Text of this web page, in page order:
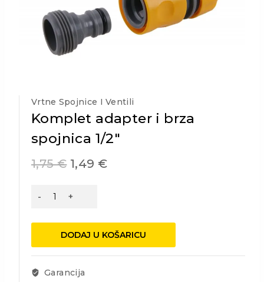
Vrtne Spojnice I Ventili
Komplet adapter i brza
spojnica 1/2″
1,75€ 1,49 €
Komplet
brza
1/2"
količina
DODAJ U KOŠARICU
Garancija